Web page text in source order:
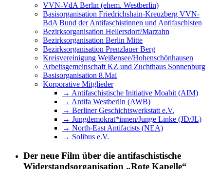
VVN-VdA Berlin (ehem. Westberlin)
Basisorganisation Friedrichshain-Kreuzberg VVN-
BdA Bund der Antifaschistinnen und Antifaschisten
Bezirksorganisation Hellersdorf/Marzahn
Bezirksorganisation Berlin Mitte
Bezirksorganisation Prenzlauer Berg
Kreisvereinigung Weißensee/Hohenschönhausen
Arbeitsgemeinschaft KZ und Zuchthaus Sonnenburg
Basisorganisation 8.Mai
Korporative Mitglieder
→ Antifaschistische Initiative Moabit (AIM)
→ Antifa Westberlin (AWB)
→ Berliner Geschichtswerkstatt e.V.
→ Jungdemokrat*innen/Junge Linke (JD/JL)
→ North-East Antifacists (NEA)
→ Solibus e.V.
Der neue Film über die antifaschistische
Widerstandsorganisation „Rote Kapelle“